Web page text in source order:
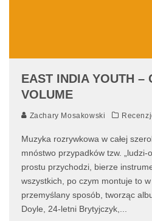
EAST INDIA YOUTH –
VOLUME
Zachary Mosakowski
Muzyka rozrywkowa w całej
mnóstwo przypadków tzw. „ludzi-
prostu przychodzi, bierze
wszystkich, po czym montuje to
przemyślany sposób, tworząc
Doyle, 24-letni Brytyjczyk,